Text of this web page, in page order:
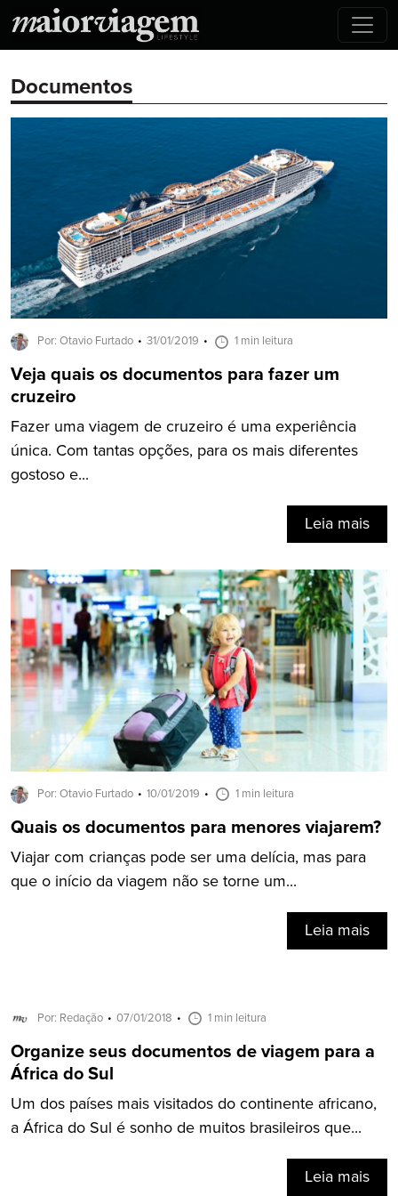
Documentos
Por: Otavio Furtado 31/01/2019 1 min leitura
Veja quais os documentos para fazer um
cruzeiro
Fazer uma viagem de cruzeiro é uma experiência
única. Com tantas opções, para os mais diferentes
gostoso e...
Leia mais
Por: Otavio Furtado 10/01/2019 1 min leitura
Quais os documentos para menores viajarem?
Viajar com crianças pode ser uma delícia, mas para
que o início da viagem não se torne um...
Leia mais
Por: Redação 07/01/2018 1 min leitura
Organize seus documentos de viagem para a
África do Sul
Um dos países mais visitados do continente africano,
a África do Sul é sonho de muitos brasileiros que...
Leia mais